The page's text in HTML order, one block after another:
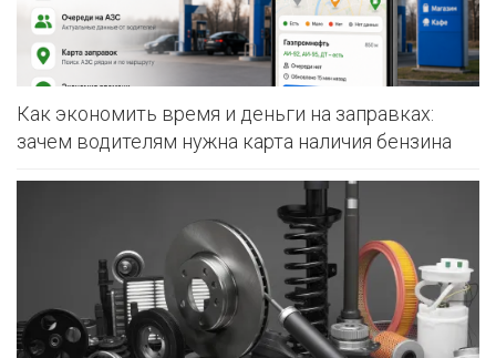
Как экономить время и деньги на заправках:
зачем водителям нужна карта наличия бензина